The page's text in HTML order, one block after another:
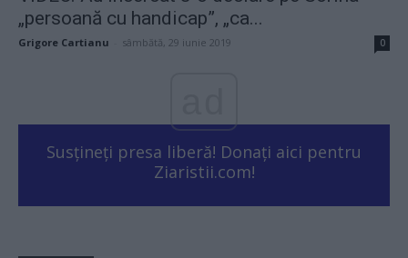
„persoană cu handicap”, „ca...
Grigore Cartianu sâmbătă, 29 iunie 2019 0
Susțineți presa liberă! Donați aici pentru
Ziaristii.com!